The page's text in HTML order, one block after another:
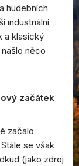
hudebních
industriální
a klasický
něco
začátek
začalo
se však
(jako zdroj